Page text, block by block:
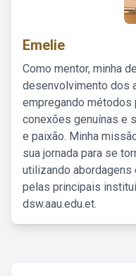
Emelie
Como mentor, minha
desenvolvimento dos
empregando
conexões genuínas e
e paixão. Minha
sua jornada para se
utilizando abordagens
pelas principais
dsw.aau.edu.et.